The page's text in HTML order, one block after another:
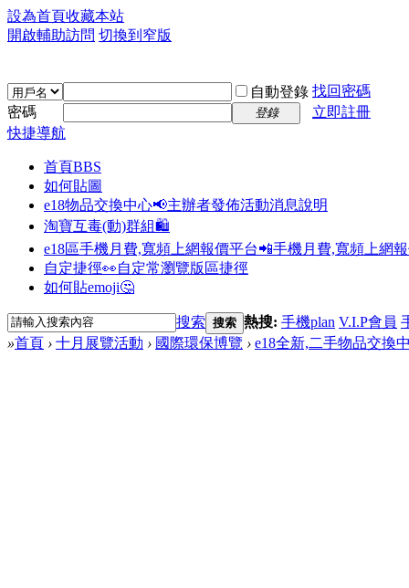
設為首頁收藏本站
開啟輔助訪問 切換到窄版
自動登錄 找回密碼
密碼
登錄
立即註冊
快捷導航
首頁BBS
如何貼圖
e18物品交換中心📢主辦者發佈活動消息說明
淘寶互毒(動)群組🛍️
e18區手機月費,寬頻上網報價平台📲手機月費,寬頻上網
自定捷徑👀自定常瀏覽版區捷徑
如何貼emoji🤔
搜索 搜索 熱搜: 手機plan V.I.P會員
»首頁 › 十月展覽活動 › 國際環保博覽 › e18全新,二手物品交換